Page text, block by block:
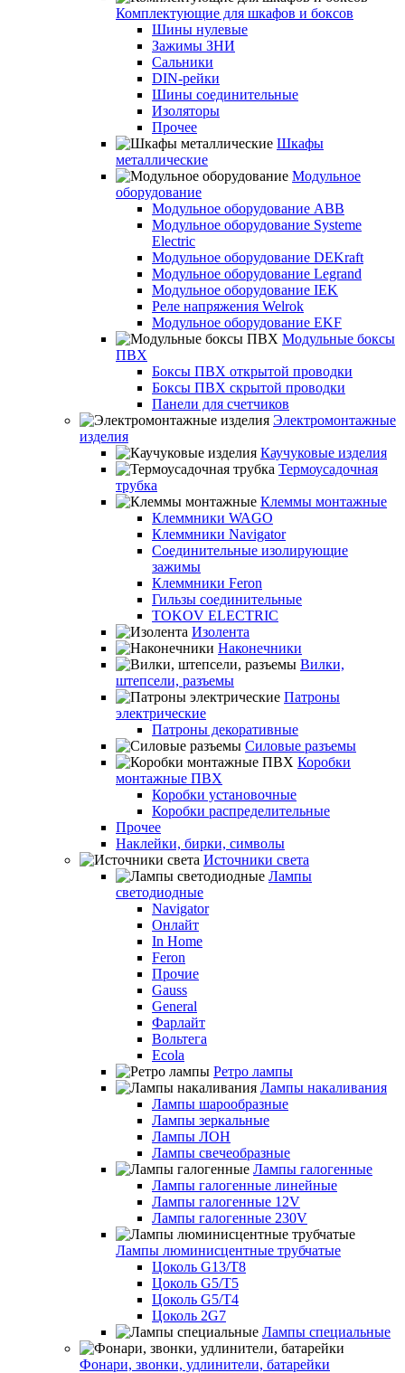
Комплектующие для шкафов и боксов
Шины нулевые
Зажимы ЗНИ
Сальники
DIN-рейки
Шины соединительные
Изоляторы
Прочее
Шкафы
металлические
Модульное
оборудование
Модульное оборудование ABB
Модульное оборудование Systeme
Electric
Модульное оборудование DEKraft
Модульное оборудование Legrand
Модульное оборудование IEK
Реле напряжения Welrok
Модульное оборудование EKF
Модульные боксы
ПВХ
Боксы ПВХ открытой проводки
Боксы ПВХ скрытой проводки
Панели для счетчиков
Электромонтажные
изделия
Каучуковые изделия
Термоусадочная
трубка
Клеммы монтажные
Клеммники WAGO
Клеммники Navigator
Соединительные изолирующие
зажимы
Клеммники Feron
Гильзы соединительные
TOKOV ELECTRIC
Изолента
Наконечники
Вилки,
штепсели, разъемы
Патроны
электрические
Патроны декоративные
Силовые разъемы
Коробки
монтажные ПВХ
Коробки установочные
Коробки распределительные
Прочее
Наклейки, бирки, символы
Источники света
Лампы
светодиодные
Navigator
Онлайт
In Home
Feron
Прочие
Gauss
General
Фарлайт
Вольтега
Ecola
Ретро лампы
Лампы накаливания
Лампы шарообразные
Лампы зеркальные
Лампы ЛОН
Лампы свечеобразные
Лампы галогенные
Лампы галогенные линейные
Лампы галогенные 12V
Лампы галогенные 230V
Лампы люминисцентные трубчатые
Цоколь G13/T8
Цоколь G5/Т5
Цоколь G5/T4
Цоколь 2G7
Лампы специальные
Фонари, звонки, удлинители, батарейки